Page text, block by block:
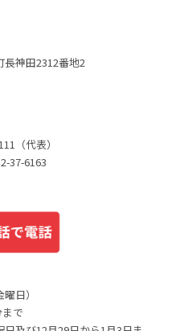
長神田2312番地2
（代表）
37-6163
日）
で